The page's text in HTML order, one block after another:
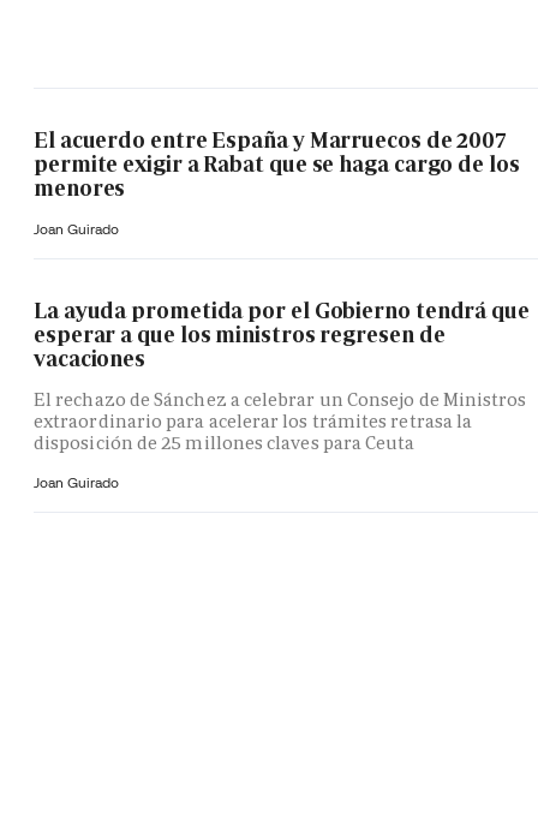
El acuerdo entre España y Marruecos de 2007
permite exigir a Rabat que se haga cargo de los
menores
Joan Guirado
La ayuda prometida por el Gobierno tendrá que
esperar a que los ministros regresen de
vacaciones
El rechazo de Sánchez a celebrar un Consejo de Ministros
extraordinario para acelerar los trámites retrasa la
disposición de 25 millones claves para Ceuta
Joan Guirado